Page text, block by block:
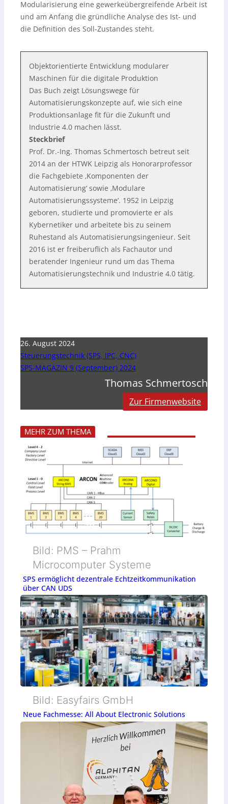
Modularisierung eine gewerkeübergreifende Arbeit ist
und am Anfang die gründliche Analyse des Ist- und
die Definition des Soll-Zustandes steht.
Objektorientierte Entwicklung modularer
Maschinen für die digitale Produktion
Das Buch zeigt Lösungswege für
Automatisierungskonzepte auf, wie sich eine
Produktionsanlage fit für die Zukunft und
Industrie 4.0 machen lässt.
Steckbrief
Prof. Dr.-Ing. Thomas Schmertosch betreut seit
2014 an der HTWK Leipzig als Honorarprofessor
die Fachgebiete ‚Komponenten der
Automatisierung‘ sowie ‚Modulare
Automatisierungssysteme‘. 1952 in Leipzig
geboren, studierte und promovierte er als
Kybernetiker und arbeitete bis zu seinem
Ruhestand als Automatisierungsingenieur. Seit
2016 ist er freiberuflich als Fachautor und
beratender Ingenieur rund um das Thema
Automatisierungstechnik und Industrie 4.0 tätig.
26. August 2024
Steuerungstechnik (SPS, IPC, CNC)
SPS-MAGAZIN 9 (September) 2024
Thomas Schmertosch
Zur Firmenwebsite
MEHR ZUM THEMA
Bild: PMS – Prahm
Microcomputer Systeme
SPS ermöglicht dezentrale Echtzeitkommunikation
über CAN UDS
Bild: Easyfairs GmbH
Neue Fachmesse: All About Electronic Solutions